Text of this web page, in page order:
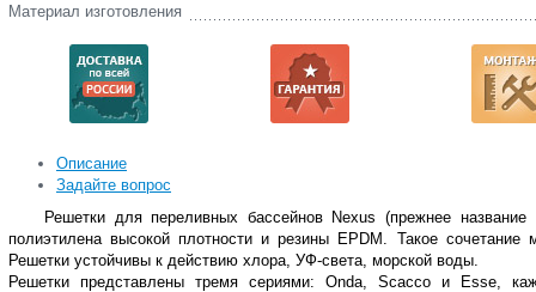
Материал изготовления
Описание
Задайте вопрос
Решетки для переливных бассейнов Nexus (прежнее
полиэтилена высокой плотности и резины EPDM. Такое сочетание
Решетки устойчивы к действию хлора, УФ-света, морской воды.
Решетки представлены тремя сериями: Onda, Scacco и Esse,